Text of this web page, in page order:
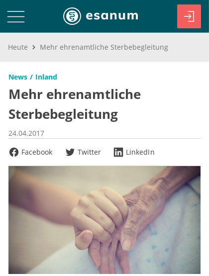
Heute Mehr ehrenamtliche Sterbebegleitung
News Inland
Mehr ehrenamtliche
Sterbebegleitung
24.04.2017
Facebook
Twitter LinkedIn